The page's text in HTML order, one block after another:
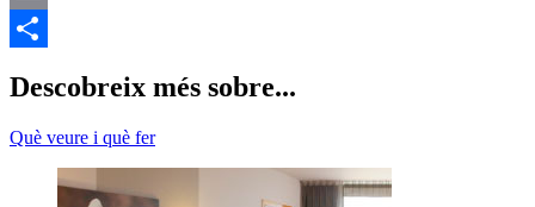
Descobreix més sobre...
Què veure i què fer